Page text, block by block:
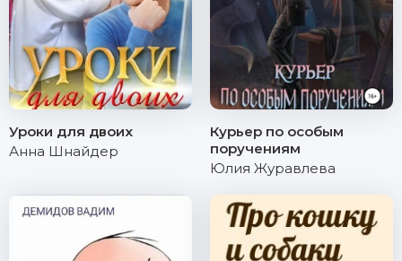
Уроки для двоих
Анна Шнайдер
Курьер по особым
поручениям
Юлия Журавлева